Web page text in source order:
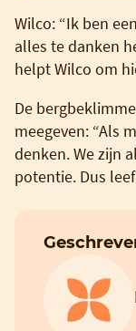
Wilco: “Ik ben
alles te danken
helpt Wilco om
De
meegeven: “Als
denken. We zijn
potentie. Dus